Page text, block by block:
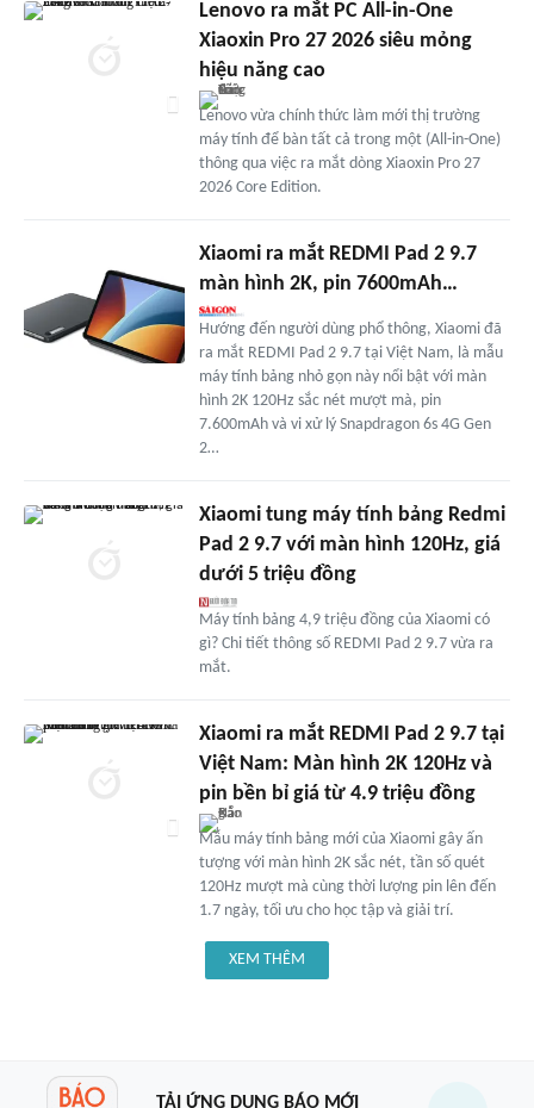
Lenovo ra mắt PC All-in-One
Xiaoxin Pro 27 2026 siêu mỏng
hiệu năng cao
Lenovo vừa chính thức làm mới thị trường
máy tính để bàn tất cả trong một (All-in-One)
thông qua việc ra mắt dòng Xiaoxin Pro 27
2026 Core Edition.
Xiaomi ra mắt REDMI Pad 2 9.7
màn hình 2K, pin 7600mAh…
Hướng đến người dùng phổ thông, Xiaomi đã
ra mắt REDMI Pad 2 9.7 tại Việt Nam, là mẫu
máy tính bảng nhỏ gọn này nổi bật với màn
hình 2K 120Hz sắc nét mượt mà, pin
7.600mAh và vi xử lý Snapdragon 6s 4G Gen
2…
Xiaomi tung máy tính bảng Redmi
Pad 2 9.7 với màn hình 120Hz, giá
dưới 5 triệu đồng
Máy tính bảng 4,9 triệu đồng của Xiaomi có
gì? Chi tiết thông số REDMI Pad 2 9.7 vừa ra
mắt.
Xiaomi ra mắt REDMI Pad 2 9.7 tại
Việt Nam: Màn hình 2K 120Hz và
pin bền bỉ giá từ 4.9 triệu đồng
Mẫu máy tính bảng mới của Xiaomi gây ấn
tượng với màn hình 2K sắc nét, tần số quét
120Hz mượt mà cùng thời lượng pin lên đến
1.7 ngày, tối ưu cho học tập và giải trí.
XEM THÊM
TẢI ỨNG DỤNG BÁO MỚI